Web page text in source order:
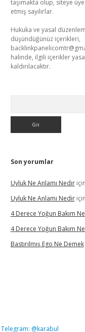
taşımakta olup, siteye
etmiş sayılırlar.
Hukuka ve yasal
düşündüğünüz içerikleri,
halinde, ilgili içerikler
kaldırılacaktır.
Son yorumlar
Uyluk Ne Anlamı Nediriçin
Uyluk Ne Anlamı Nediriçin
4 Derece Yoğun Bakım
4 Derece Yoğun Bakım
Bastırılmış Ego Ne Demek
Telegram: @karabul